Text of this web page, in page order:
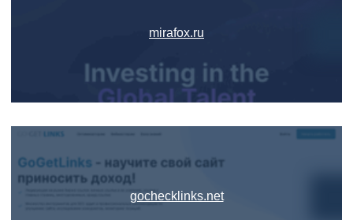
mirafox.ru
gochecklinks.net